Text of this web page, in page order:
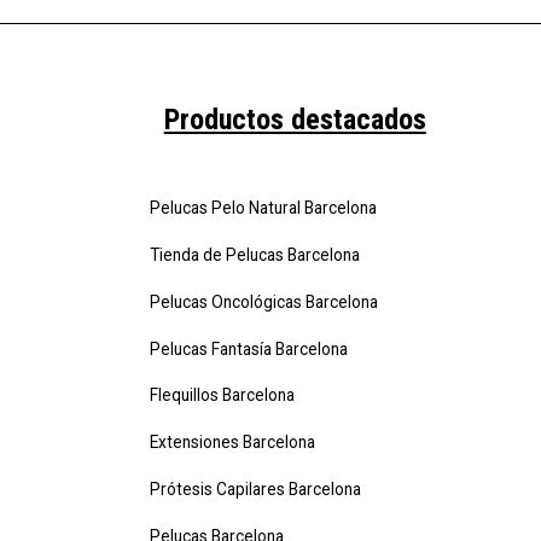
Productos destacados
Pelucas Pelo Natural Barcelona
Tienda de Pelucas Barcelona
Pelucas Oncológicas Barcelona
Pelucas Fantasía Barcelona
Flequillos Barcelona
Extensiones Barcelona
Prótesis Capilares Barcelona
Pelucas Barcelona